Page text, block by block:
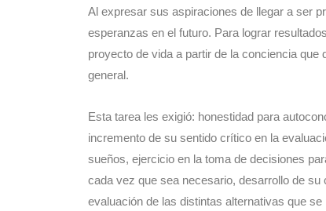
Al expresar sus aspiraciones de llegar a ser
esperanzas en el futuro. Para lograr
proyecto de vida a partir de la conciencia
general.
Esta tarea les exigió: honestidad para
incremento de su sentido crítico en la
sueños, ejercicio en la toma de decisiones
cada vez que sea necesario, desarrollo de
evaluación de las distintas alternativas que